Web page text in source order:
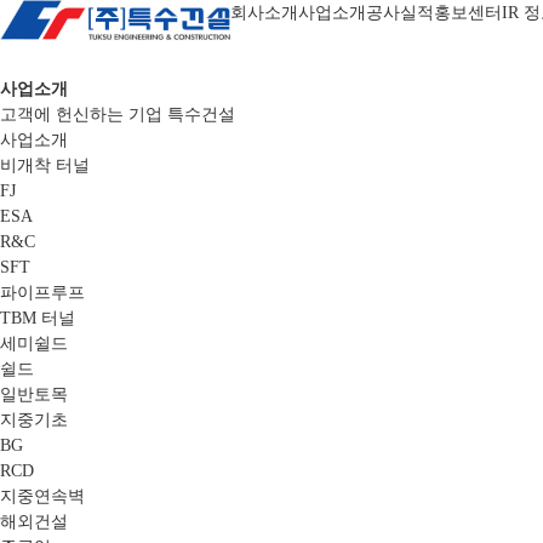
회사소개 사업소개 공사실적 홍보센터 IR 정
사업소개
고객에 헌신하는 기업 특수건설
사업소개
비개착 터널
FJ
ESA
R&C
SFT
파이프루프
TBM 터널
세미쉴드
쉴드
일반토목
지중기초
BG
RCD
지중연속벽
해외건설